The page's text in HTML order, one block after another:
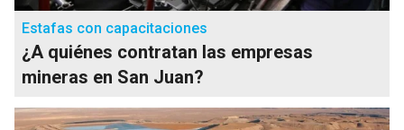
Estafas con capacitaciones
¿A quiénes contratan las empresas
mineras en San Juan?